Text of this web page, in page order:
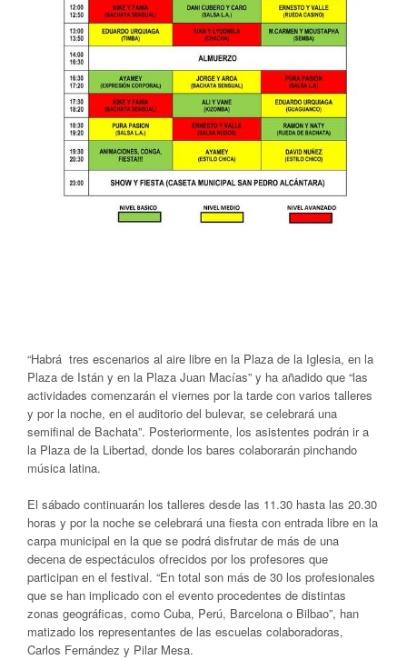
“Habrá tres escenarios al aire libre en la Plaza de la Iglesia, en la
Plaza de Istán y en la Plaza Juan Macías” y ha añadido que “las
actividades comenzarán el viernes por la tarde con varios talleres
y por la noche, en el auditorio del bulevar, se celebrará una
semifinal de Bachata”. Posteriormente, los asistentes podrán ir a
la Plaza de la Libertad, donde los bares colaborarán pinchando
música latina.
El sábado continuarán los talleres desde las 11.30 hasta las 20.30
horas y por la noche se celebrará una fiesta con entrada libre en la
carpa municipal en la que se podrá disfrutar de más de una
decena de espectáculos ofrecidos por los profesores que
participan en el festival. “En total son más de 30 los profesionales
que se han implicado con el evento procedentes de distintas
zonas geográficas, como Cuba, Perú, Barcelona o Bilbao”, han
matizado los representantes de las escuelas colaboradoras,
Carlos Fernández y Pilar Mesa.